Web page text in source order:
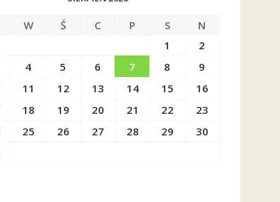
W Ś C P S
N
1
2
4 5 6 7 8
9
11 12 13 14 15
16
18 19 20 21 22
23
25 26 27 28 29
30